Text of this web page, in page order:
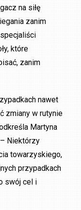
na siłę
zanim
które
zanim
nawet
zmiany w rutynie
Martyna
Niektórzy
towarzyskiego,
przypadkach
swój cel i